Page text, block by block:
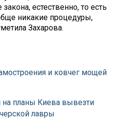
естественно, то есть
никакие процедуры,
Захарова.
и ковчег мощей
на планы Киева вывезти
лавры